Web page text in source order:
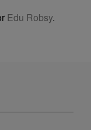
Edu Robsy.